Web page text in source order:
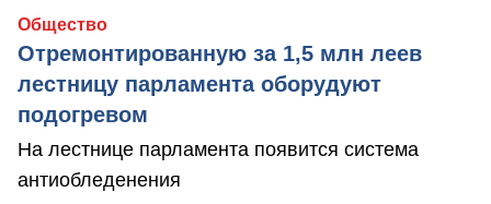
Общество
Отремонтированную за 1,5 млн леев
лестницу парламента оборудуют
подогревом
На лестнице парламента появится система
антиобледенения